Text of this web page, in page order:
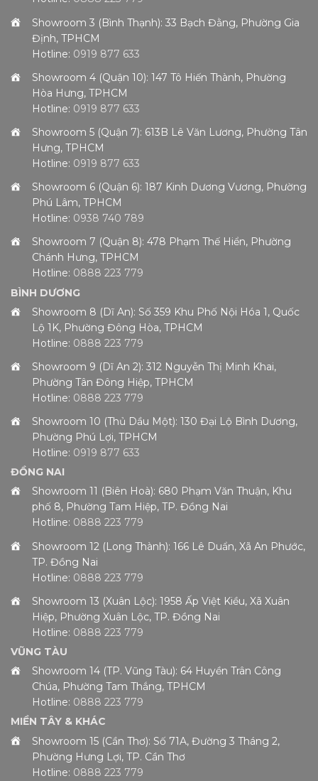
Showroom 3 (Bình Thạnh): 33 Bạch Đằng, Phường Gia
Định, TPHCM
Hotline: 0919 877 633
Showroom 4 (Quận 10): 147 Tô Hiến Thành, Phường
Hòa Hưng, TPHCM
Hotline: 0919 877 633
Showroom 5 (Quận 7): 613B Lê Văn Lương, Phường Tân
Hưng, TPHCM
Hotline: 0919 877 633
Showroom 6 (Quận 6): 187 Kinh Dương Vương, Phường
Phú Lâm, TPHCM
Hotline: 0938 740 789
Showroom 7 (Quận 8): 478 Phạm Thế Hiển, Phường
Chánh Hưng, TPHCM
Hotline: 0888 223 779
BÌNH DƯƠNG
Showroom 8 (Dĩ An): Số 359 Khu Phố Nội Hóa 1, Quốc
Lộ 1K, Phường Đông Hòa, TPHCM
Hotline: 0888 223 779
Showroom 9 (Dĩ An 2): 312 Nguyễn Thị Minh Khai,
Phường Tân Đông Hiệp, TPHCM
Hotline: 0888 223 779
Showroom 10 (Thủ Dầu Một): 130 Đại Lộ Bình Dương,
Phường Phú Lợi, TPHCM
Hotline: 0919 877 633
ĐỒNG NAI
Showroom 11 (Biên Hoà): 680 Phạm Văn Thuận, Khu
phố 8, Phường Tam Hiệp, TP. Đồng Nai
Hotline: 0888 223 779
Showroom 12 (Long Thành): 166 Lê Duẩn, Xã An Phước,
TP. Đồng Nai
Hotline: 0888 223 779
Showroom 13 (Xuân Lộc): 1958 Ấp Việt Kiều, Xã Xuân
Hiệp, Phường Xuân Lộc, TP. Đồng Nai
Hotline: 0888 223 779
VŨNG TÀU
Showroom 14 (TP. Vũng Tàu): 64 Huyền Trân Công
Chúa, Phường Tam Thắng, TPHCM
Hotline: 0888 223 779
MIỀN TÂY & KHÁC
Showroom 15 (Cần Thơ): Số 71A, Đường 3 Tháng 2,
Phường Hưng Lợi, TP. Cần Thơ
Hotline: 0888 223 779